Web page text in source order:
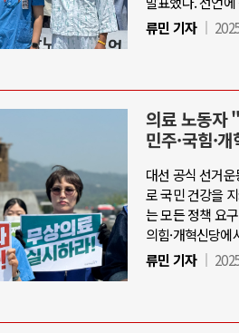
류민 기자
의료 노동자
민주·국힘·
대선 공식 선거
로 국민 건강을
는 모든 정책 요
의힘·개혁신당
류민 기자